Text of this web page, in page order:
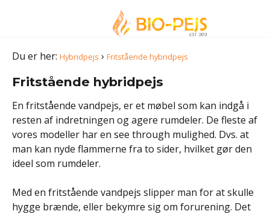
Du er her: Hybridpejs › Fritstående hybridpejs
Fritstående hybridpejs
En fritstående vandpejs, er et møbel som kan indgå i
resten af indretningen og agere rumdeler. De fleste af
vores modeller har en see through mulighed. Dvs. at
man kan nyde flammerne fra to sider, hvilket gør den
ideel som rumdeler.
Med en fritstående vandpejs slipper man for at skulle
hygge brænde, eller bekymre sig om forurening. Det